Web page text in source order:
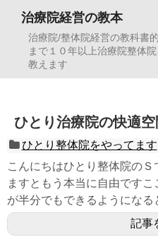
治療院経営の教本
治療院/整体院経営の教科書
まで１０年以上治療院整体
教えます
ひとり治療院の快適空
ひとり整体院をやってます
こんにちはひとり整体院の
ますともう本当に自由です
が半分でもできるようになる
記事